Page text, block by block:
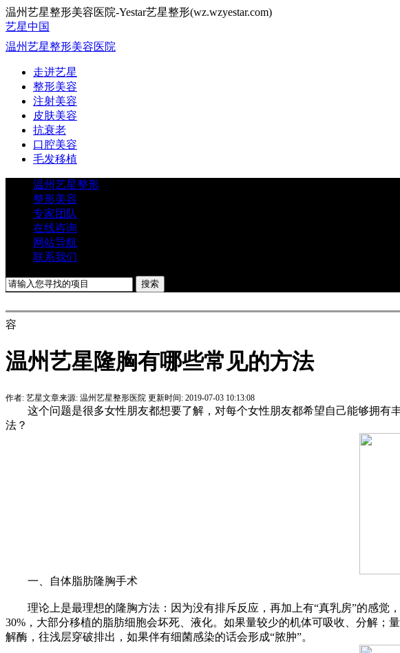
温州艺星整形美容医院-Yestar艺星整形(wz.wzyestar.com)
艺星中国
温州艺星整形美容医院
走进艺星
整形美容
注射美容
皮肤美容
抗衰老
口腔美容
毛发移植
温州艺星整形
整形美容
专家团队
在线咨询
网站导航
联系我们
容
温州艺星隆胸有哪些常见的方法
作者: 艺星文章来源: 温州艺星整形医院 更新时间: 2019-07-03 10:13:08
这个问题是很多女性朋友都想要了解，对每个女性朋友都希望自己能够拥有
法？
一、自体脂肪隆胸手术
理论上是最理想的隆胸方法：因为没有排斥反应，再加上有“真乳房”的感觉
30%，大部分移植的脂肪细胞会坏死、液化。如果量较少的机体可吸收、分解；
解酶，往浅层穿破排出，如果伴有细菌感染的话会形成“脓肿”。